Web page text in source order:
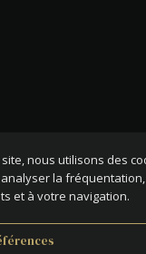
nous utilisons des
la
et à votre navigation.